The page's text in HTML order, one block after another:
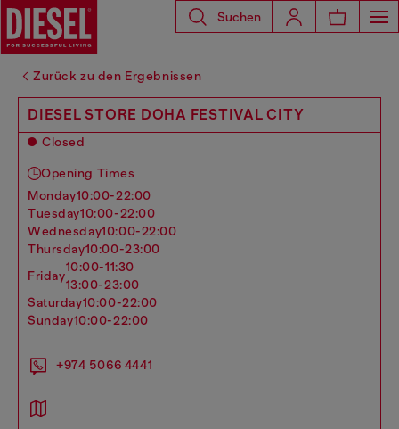
Suchen
Zurück zu den Ergebnissen
DIESEL STORE DOHA FESTIVAL CITY
Closed
Opening Times
monday10:00-22:00
tuesday10:00-22:00
wednesday10:00-22:00
thursday10:00-23:00
friday
10:00-11:30
13:00-23:00
saturday10:00-22:00
sunday10:00-22:00
+974 5066 4441